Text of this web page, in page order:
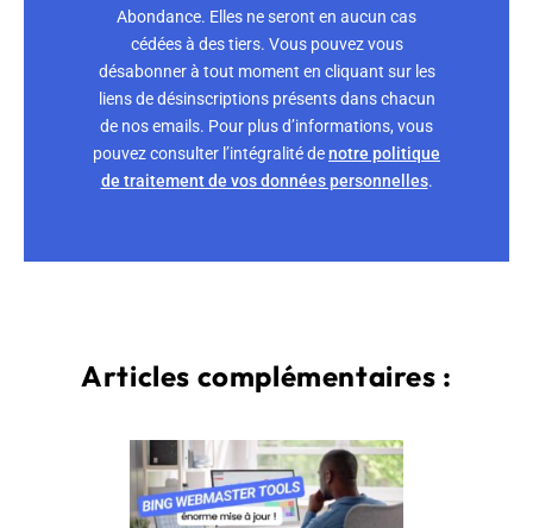
Abondance. Elles ne seront en aucun cas
cédées à des tiers. Vous pouvez vous
désabonner à tout moment en cliquant sur les
liens de désinscriptions présents dans chacun
de nos emails. Pour plus d’informations, vous
pouvez consulter l’intégralité denotre politique
de traitement de vos données personnelles.
Articles complémentaires :